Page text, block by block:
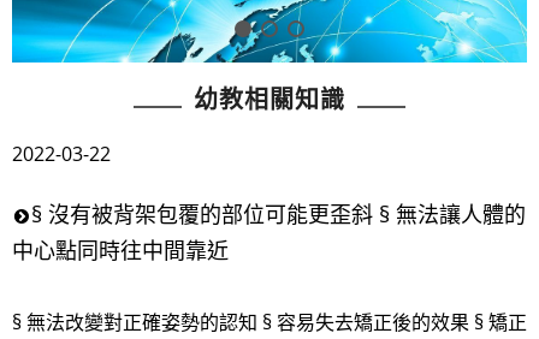
幼教相關知識
2022-03-22
§ 沒有被背架包覆的部位可能更歪斜 § 無法讓人體的
中心點同時往中間靠近
§ 無法改變對正確姿勢的認知 § 容易失去矯正後的效果 § 矯正